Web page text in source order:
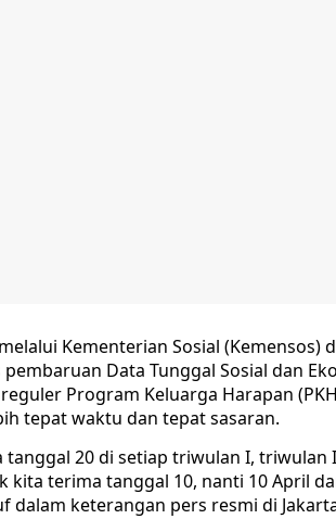
Kementerian Sosial (Kemensos)
Data Tunggal Sosial dan
Program Keluarga Harapan
tepat waktu dan tepat sasaran.
tanggal 20 di setiap triwulan I,
terima tanggal 10, nanti 10 April
dalam keterangan pers resmi di